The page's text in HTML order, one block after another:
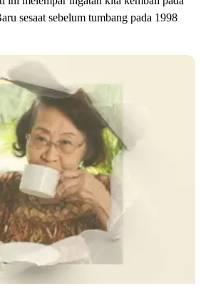
sesaat sebelum tumbang pada 1998